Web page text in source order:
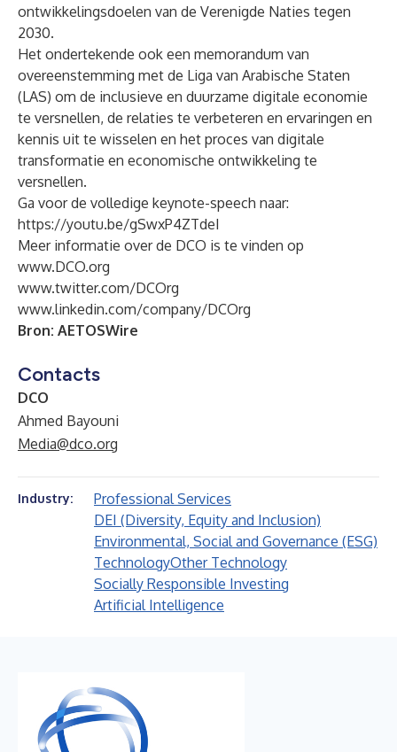
ontwikkelingsdoelen van de Verenigde Naties tegen
2030.
Het ondertekende ook een memorandum van
overeenstemming met de Liga van Arabische Staten
(LAS) om de inclusieve en duurzame digitale economie
te versnellen, de relaties te verbeteren en ervaringen en
kennis uit te wisselen en het proces van digitale
transformatie en economische ontwikkeling te
versnellen.
Ga voor de volledige keynote-speech naar:
https://youtu.be/gSwxP4ZTdeI
Meer informatie over de DCO is te vinden op
www.DCO.org
www.twitter.com/DCOrg
www.linkedin.com/company/DCOrg
Bron: AETOSWire
Contacts
DCO
Ahmed Bayouni
Media@dco.org
Industry:
Professional Services
DEI (Diversity, Equity and Inclusion)
Environmental, Social and Governance (ESG)
TechnologyOther Technology
Socially Responsible Investing
Artificial Intelligence